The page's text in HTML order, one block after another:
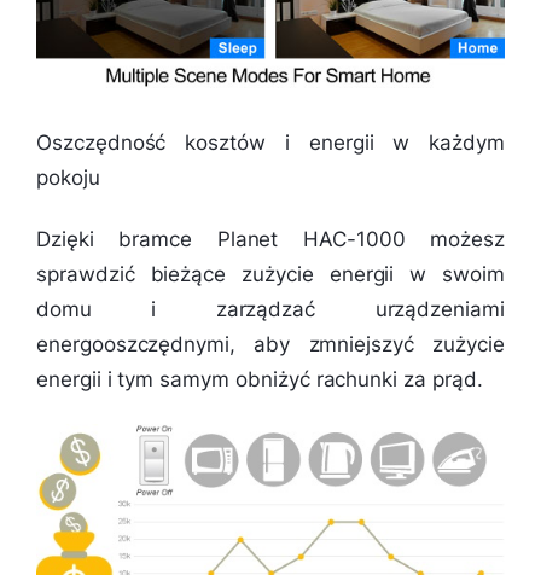
Oszczędność kosztów i energii w każdym
pokoju
Dzięki bramce Planet HAC-1000 możesz
sprawdzić bieżące zużycie energii w swoim
domu i zarządzać urządzeniami
energooszczędnymi, aby zmniejszyć zużycie
energii i tym samym obniżyć rachunki za prąd.